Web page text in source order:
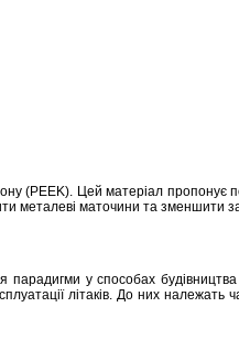
(PEEK). Цей матеріал пропонує
металеві маточини та зменшити
у способах будівництва
літаків. До них належать